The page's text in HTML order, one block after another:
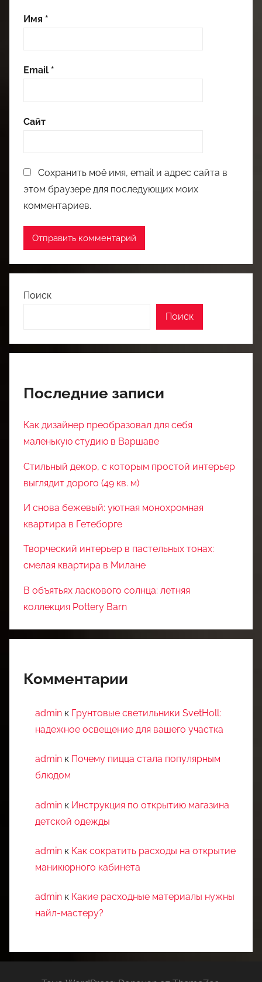
Имя *
Email *
Сайт
Сохранить моё имя, email и адрес сайта в
этом браузере для последующих моих
комментариев.
Поиск
Поиск
Последние записи
Как дизайнер преобразовал для себя
маленькую студию в Варшаве
Стильный декор, с которым простой интерьер
выглядит дорого (49 кв. м)
И снова бежевый: уютная монохромная
квартира в Гетеборге
Творческий интерьер в пастельных тонах:
смелая квартира в Милане
В объятьях ласкового солнца: летняя
коллекция Pottery Barn
Комментарии
admin к Грунтовые светильники SvetHoll:
надежное освещение для вашего участка
admin к Почему пицца стала популярным
блюдом
admin к Инструкция по открытию магазина
детской одежды
admin к Как сократить расходы на открытие
маникюрного кабинета
admin к Какие расходные материалы нужны
найл-мастеру?